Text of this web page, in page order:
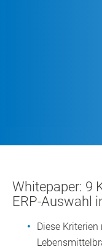
Whitepaper: 9
ERP-Auswahl
Diese